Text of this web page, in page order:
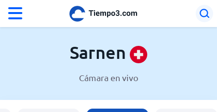
Sarnen
Cámara en vivo